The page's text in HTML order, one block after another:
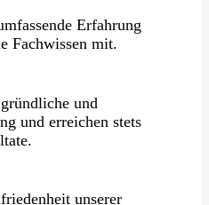
Erfahrung
Fachwissen mit.
und
und erreichen stets
unserer